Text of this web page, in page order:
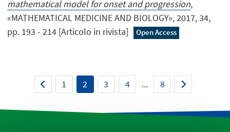
mathematical model for onset and progression,
«MATHEMATICAL MEDICINE AND BIOLOGY», 2017, 34,
pp. 193 - 214 [Articolo in rivista]
Open Access
1 2 3 4 ... 8